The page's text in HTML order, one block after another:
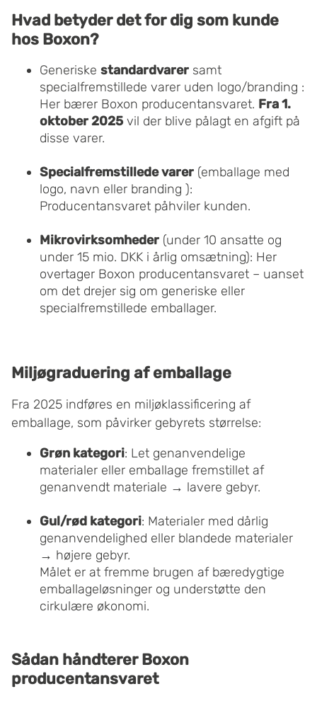
Hvad betyder det for dig som kunde
hos Boxon?
Generiske standardvarer samt
specialfremstillede varer uden logo/branding :
Her bærer Boxon producentansvaret. Fra 1.
oktober 2025vil der blive pålagt en afgift på
disse varer.
Specialfremstillede varer (emballage med
logo, navn eller branding ):
Producentansvaret påhviler kunden.
Mikrovirksomheder (under 10 ansatte og
under 15 mio. DKK i årlig omsætning): Her
overtager Boxon producentansvaret – uanset
om det drejer sig om generiske eller
specialfremstillede emballager.
Miljøgraduering af emballage
Fra 2025 indføres en miljøklassificering af
emballage, som påvirker gebyrets størrelse:
Grøn kategori: Let genanvendelige
materialer eller emballage fremstillet af
genanvendt materiale → lavere gebyr.
Gul/rød kategori: Materialer med dårlig
genanvendelighed eller blandede materialer
→ højere gebyr.
Målet er at fremme brugen af bæredygtige
emballageløsninger og understøtte den
cirkulære økonomi.
Sådan håndterer Boxon
producentansvaret